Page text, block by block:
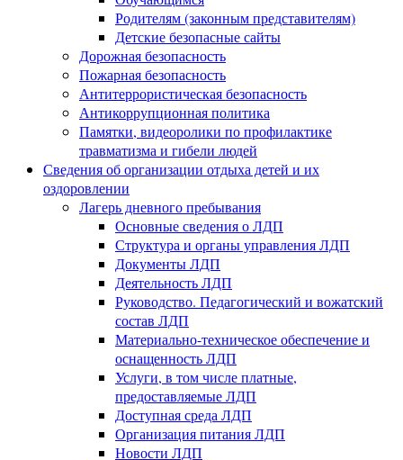
Родителям (законным представителям)
Детские безопасные сайты
Дорожная безопасность
Пожарная безопасность
Антитеррористическая безопасность
Антикоррупционная политика
Памятки, видеоролики по профилактике
травматизма и гибели людей
Сведения об организации отдыха детей и их
оздоровлении
Лагерь дневного пребывания
Основные сведения о ЛДП
Структура и органы управления ЛДП
Документы ЛДП
Деятельность ЛДП
Руководство. Педагогический и вожатский
состав ЛДП
Материально-техническое обеспечение и
оснащенность ЛДП
Услуги, в том числе платные,
предоставляемые ЛДП
Доступная среда ЛДП
Организация питания ЛДП
Новости ЛДП